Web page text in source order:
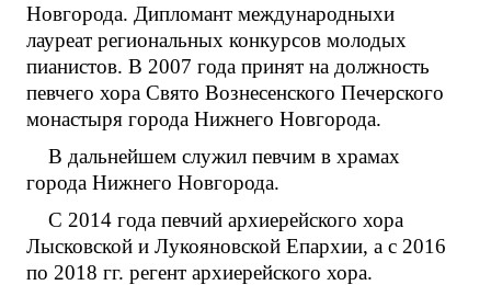
Новгорода. Дипломант международныхи
лауреат региональных конкурсов молодых
пианистов. В 2007 года принят на должность
певчего хора Свято Вознесенского Печерского
монастыря города Нижнего Новгорода.
В дальнейшем служил певчим в храмах
города Нижнего Новгорода.
С 2014 года певчий архиерейского хора
Лысковской и Лукояновской Епархии, а с 2016
по 2018 гг. регент архиерейского хора.